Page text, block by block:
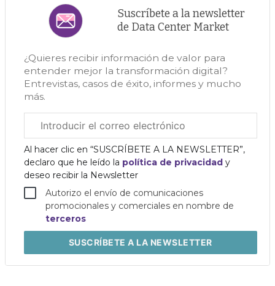
Suscríbete a la newsletter
de Data Center Market
¿Quieres recibir información de valor para
entender mejor la transformación digital?
Entrevistas, casos de éxito, informes y mucho
más.
electrónico
corporativo
Al hacer clic en “SUSCRÍBETE A LA NEWSLETTER”,
declaro que he leído la política de privacidad y
deseo recibir la Newsletter
Autorizo el envío de comunicaciones
promocionales y comerciales en nombre de
terceros
SUSCRÍBETEA LA NEWSLETTER